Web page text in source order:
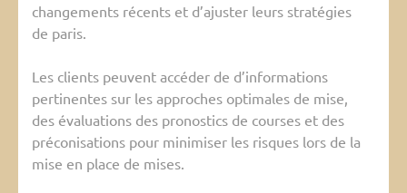
changements récents et d’ajuster leurs stratégies
de paris.
Les clients peuvent accéder de d’informations
pertinentes sur les approches optimales de mise,
des évaluations des pronostics de courses et des
préconisations pour minimiser les risques lors de la
mise en place de mises.